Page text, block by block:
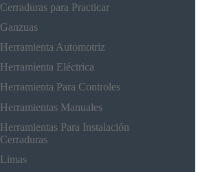
Cerraduras para Practicar
Ganzuas
Herramienta Automotriz
Herramienta Eléctrica
Herramienta Para Controles
Herramientas Manuales
Herramientas Para Instalación
Cerraduras
Limas